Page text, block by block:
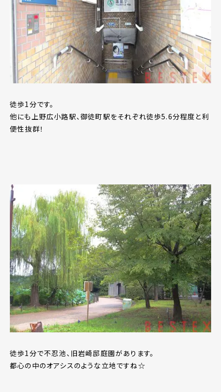
徒歩1分です。
他にも上野広小路駅、御徒町駅をそれぞれ徒歩5.6分程度と利
便性抜群！
徒歩1分で不忍池、旧岩崎邸庭園があります。
都心の中のオアシスのような立地ですね☆